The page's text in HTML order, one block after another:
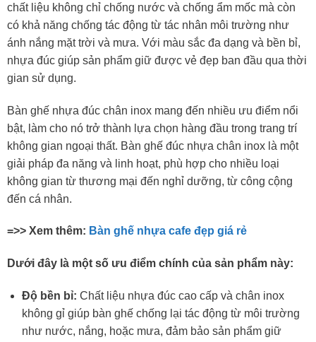
chất liệu không chỉ chống nước và chống ẩm mốc mà còn
có khả năng chống tác động từ tác nhân môi trường như
ánh nắng mặt trời và mưa. Với màu sắc đa dạng và bền bỉ,
nhựa đúc giúp sản phẩm giữ được vẻ đẹp ban đầu qua thời
gian sử dụng.
Bàn ghế nhựa đúc chân inox mang đến nhiều ưu điểm nổi
bật, làm cho nó trở thành lựa chọn hàng đầu trong trang trí
không gian ngoại thất. Bàn ghế đúc nhựa chân inox là một
giải pháp đa năng và linh hoạt, phù hợp cho nhiều loại
không gian từ thương mại đến nghỉ dưỡng, từ công cộng
đến cá nhân.
=>> Xem thêm: Bàn ghế nhựa cafe đẹp giá rẻ
Dưới đây là một số ưu điểm chính của sản phẩm này:
Độ bền bỉ: Chất liệu nhựa đúc cao cấp và chân inox
không gỉ giúp bàn ghế chống lại tác động từ môi trường
như nước, nắng, hoặc mưa, đảm bảo sản phẩm giữ